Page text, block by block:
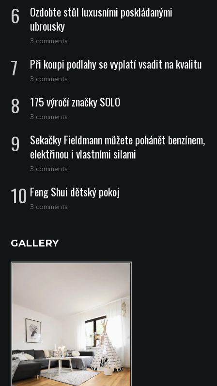
Ozdobte stůl luxusními poskládanými
ubrousky
3 comments
Při koupi podlahy se vyplatí vsadit na kvalitu
3 comments
175 výročí značky SOLO
3 comments
Sekačky Fieldmann můžete pohánět benzínem,
elektřinou i vlastními silami
3 comments
Feng Shui dětský pokoj
3 comments
GALLERY